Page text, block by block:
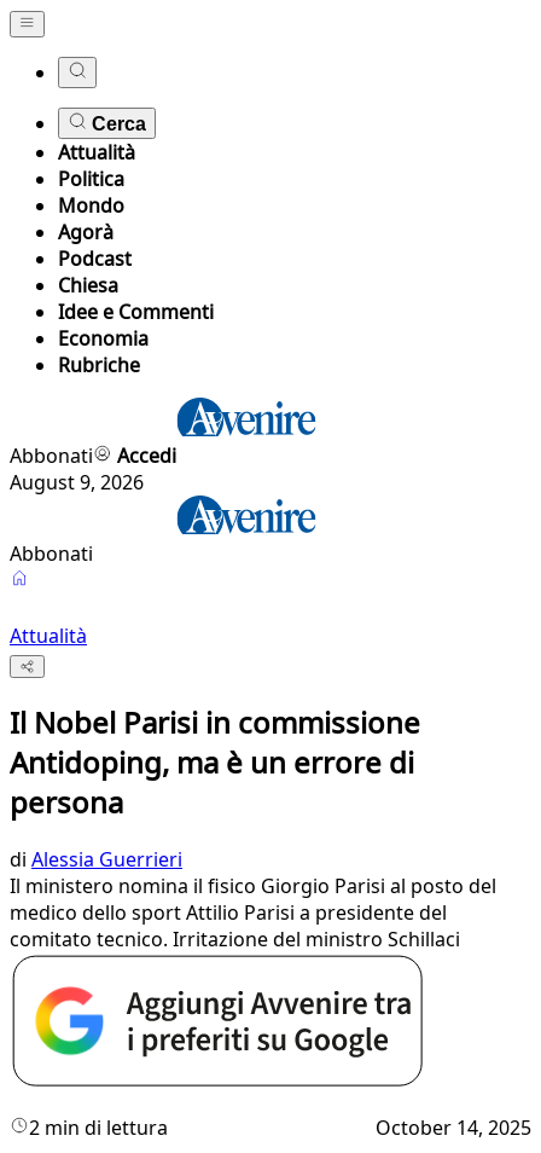
Cerca
Attualità
Politica
Mondo
Agorà
Podcast
Chiesa
Idee e Commenti
Economia
Rubriche
Abbonati
Accedi
August 9, 2026
Abbonati
Attualità
Il Nobel Parisi in commissione
Antidoping, ma è un errore di
persona
di Alessia Guerrieri
Il ministero nomina il fisico Giorgio Parisi al posto del
medico dello sport Attilio Parisi a presidente del
comitato tecnico. Irritazione del ministro Schillaci
2 min di lettura October 14, 2025